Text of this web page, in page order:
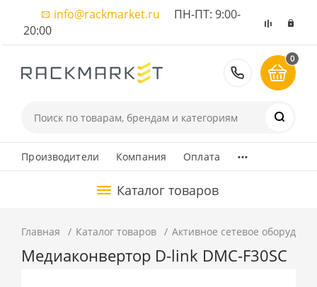
info@rackmarket.ru ПН-ПТ: 9:00-
20:00
8 (495)
0
Производители Компания Оплата ...
Каталог товаров
Главная Каталог товаров Активное сетевое
Медиаконвертор D-link DMC-F30SC